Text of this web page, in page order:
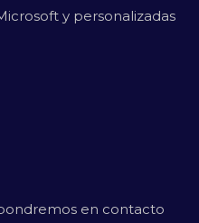
y personalizadas
en contacto